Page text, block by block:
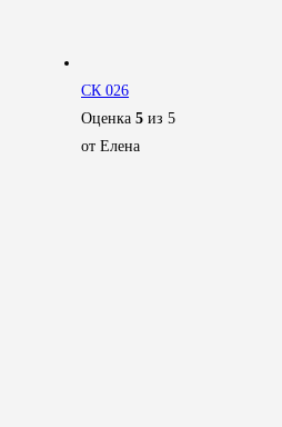
СК 026
Оценка 5 из 5
от Елена